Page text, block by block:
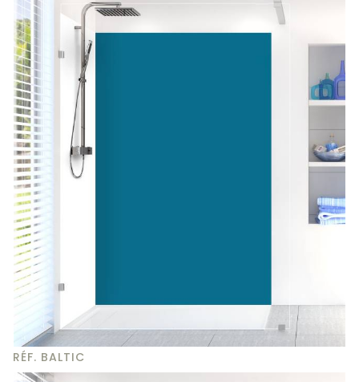
RÉF. BALTIC